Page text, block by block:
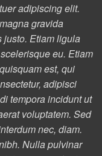
adipiscing elit.
gravida
justo. Etiam ligula
eu. Etiam
est, qui
adipisci
tempora incidunt ut
voluptatem. Sed
nec, diam.
Nulla pulvinar